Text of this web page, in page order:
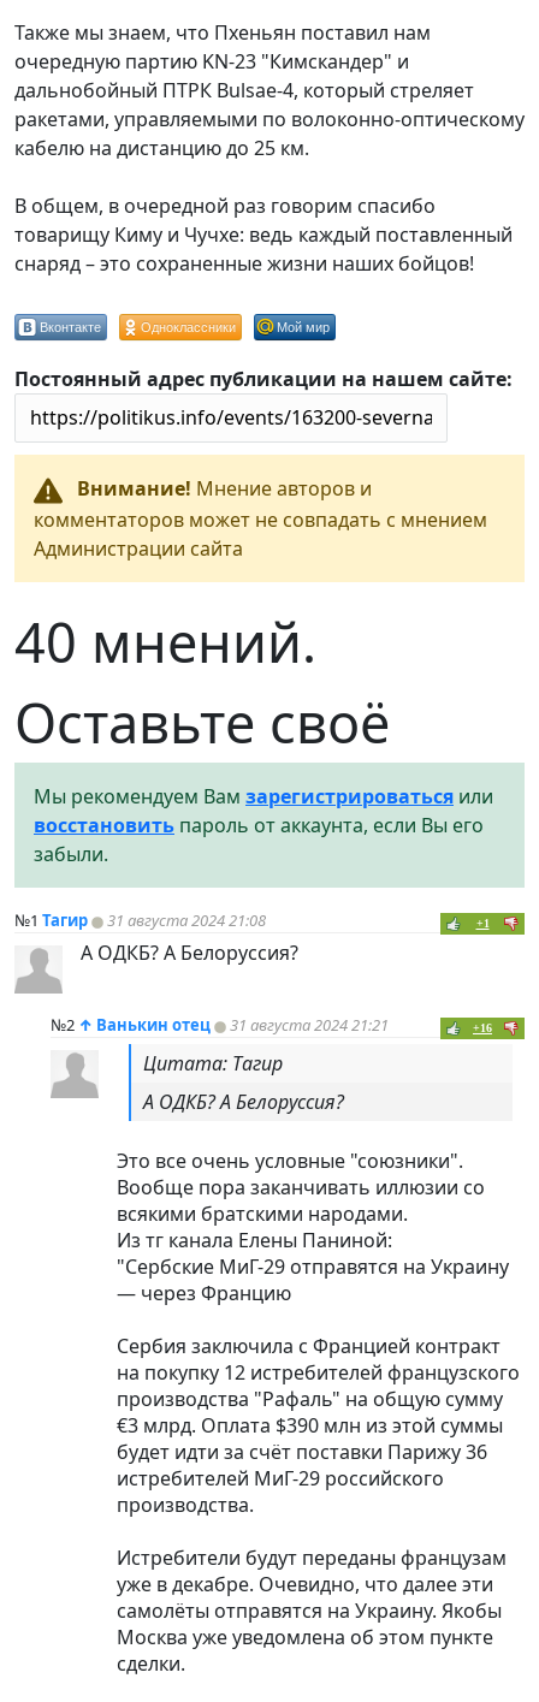
Также мы знаем, что Пхеньян поставил нам
очередную партию KN-23 "Кимскандер" и
дальнобойный ПТРК Bulsae-4, который стреляет
ракетами, управляемыми по волоконно-оптическому
кабелю на дистанцию до 25 км.
В общем, в очередной раз говорим спасибо
товарищу Киму и Чучхе: ведь каждый поставленный
снаряд – это сохраненные жизни наших бойцов!
Вконтакте Одноклассники Мой мир
Постоянный адрес публикации на нашем сайте:
Внимание! Мнение авторов и
комментаторов может не совпадать с мнением
Администрации сайта
40 мнений.
Оставьте своё
Мы рекомендуем Вам зарегистрироваться или
восстановить пароль от аккаунта, если Вы его
забыли.
№1 Тагир 31 августа 2024 21:08 +1
А ОДКБ? А Белоруссия?
№2 ↑ Ванькин отец 31 августа 2024 21:21 +16
Цитата: Тагир
А ОДКБ? А Белоруссия?
Это все очень условные "союзники".
Вообще пора заканчивать иллюзии со
всякими братскими народами.
Из тг канала Елены Паниной:
"Сербские МиГ-29 отправятся на Украину
— через Францию
Сербия заключила с Францией контракт
на покупку 12 истребителей французского
производства "Рафаль" на общую сумму
€3 млрд. Оплата $390 млн из этой суммы
будет идти за счёт поставки Парижу 36
истребителей МиГ-29 российского
производства.
Истребители будут переданы французам
уже в декабре. Очевидно, что далее эти
самолёты отправятся на Украину. Якобы
Москва уже уведомлена об этом пункте
сделки.